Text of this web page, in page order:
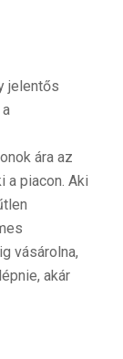
jelentős
ára az
a piacon. Aki
vásárolna,
akár